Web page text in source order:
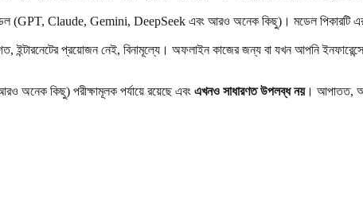
Claude, Gemini, DeepSeek এবং আরও অনেক কিছু)। মডেল পিকারটি এর
ইন্টারনেটের প্রয়োজন নেই, বিনামূল্যে। অফলাইন কাজের জন্য বা যখন আপনি
কিছু) পরীক্ষামূলক পর্যায়ে রয়েছে এবং এখনও সাধারণত উপলব্ধ নয়। আপাতত,